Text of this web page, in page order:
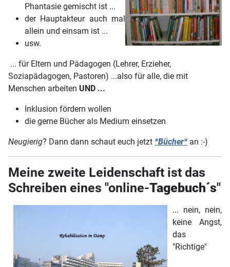
Phantasie gemischt ist ...
der Hauptakteur auch mal
allein und einsam ist ...
usw.
... für Eltern und Pädagogen (Lehrer, Erzieher,
Soziapädagogen, Pastoren) ...also für alle, die mit
Menschen arbeiten UND ...
Inklusion fördern wollen
die gerne Bücher als Medium einsetzen
Neugierig? Dann dann schaut euch jetzt *Bücher*an :-)
Meine zweite Leidenschaft ist das
Schreiben eines "online-Tagebuch´s"
... nein, nein,
keine Angst,
das
"Richtige"